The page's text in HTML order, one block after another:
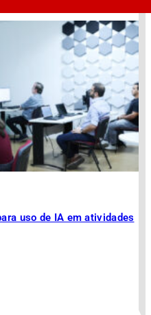
uso de IA em atividades